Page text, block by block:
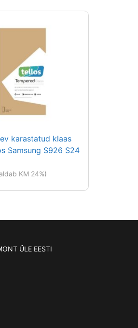
karastatud klaas
Samsung S926 S24
KM 24%)
ÜLE EESTI